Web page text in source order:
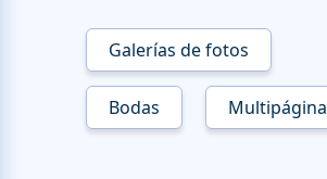
Galerías de fotos
Bodas Multipágina